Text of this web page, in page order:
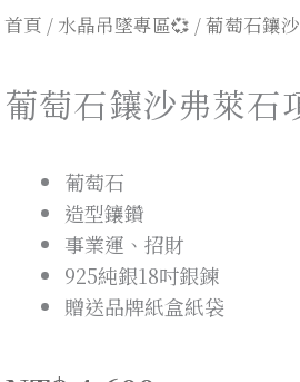
首頁 / 水晶吊墜專區💞 / 葡萄石鑲
葡萄石鑲沙弗萊石
葡萄石
造型鑲鑽
事業運、招財
925純銀18吋銀鍊
贈送品牌紙盒紙袋